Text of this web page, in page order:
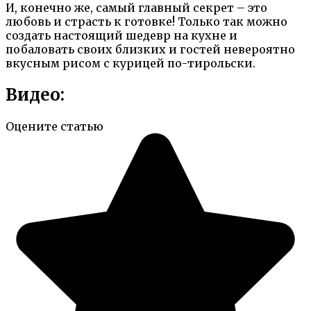
И, конечно же, самый главный секрет – это
любовь и страсть к готовке! Только так можно
создать настоящий шедевр на кухне и
побаловать своих близких и гостей невероятно
вкусным рисом с курицей по-тирольски.
Видео:
Оцените статью